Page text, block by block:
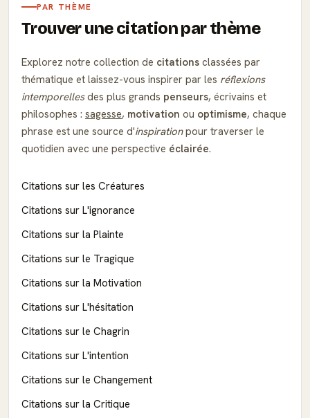
PAR THÈME
Trouver une citation par thème
Explorez notre collection de citations classées par
thématique et laissez-vous inspirer par les réflexions
intemporellesdes plus grands penseurs, écrivains et
philosophes : sagesse, motivation ou optimisme, chaque
phrase est une source d'inspirationpour traverser le
quotidien avec une perspective éclairée.
Citations sur les Créatures
Citations sur L'ignorance
Citations sur la Plainte
Citations sur le Tragique
Citations sur la Motivation
Citations sur L'hésitation
Citations sur le Chagrin
Citations sur L'intention
Citations sur le Changement
Citations sur la Critique